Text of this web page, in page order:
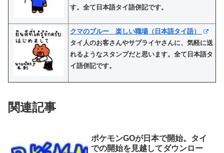
す。全て日本語タイ語併記です。
クマのブルー 楽しい職場（日本語タイ語）
タイ人のお客さんやサプライヤさんに、気軽に送
れるようなスタンプだと思います。全て日本語タ
イ語併記です。
関連記事
ポケモンGOが日本で開始。タイ
での開始を見越してダウンロー